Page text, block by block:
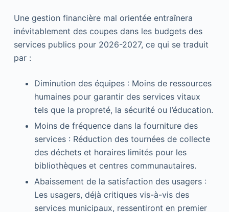
Une gestion financière mal orientée entraînera
inévitablement des coupes dans les budgets des
services publics pour 2026-2027, ce qui se traduit
par :
Diminution des équipes : Moins de ressources
humaines pour garantir des services vitaux
tels que la propreté, la sécurité ou l’éducation.
Moins de fréquence dans la fourniture des
services : Réduction des tournées de collecte
des déchets et horaires limités pour les
bibliothèques et centres communautaires.
Abaissement de la satisfaction des usagers :
Les usagers, déjà critiques vis-à-vis des
services municipaux, ressentiront en premier